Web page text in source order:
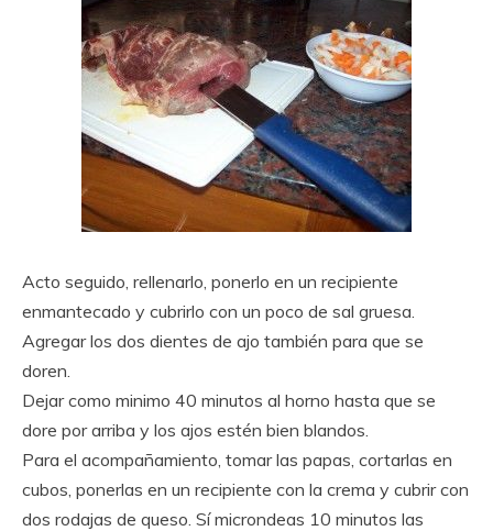
Acto seguido, rellenarlo, ponerlo en un recipiente
enmantecado y cubrirlo con un poco de sal gruesa.
Agregar los dos dientes de ajo también para que se
doren.
Dejar como minimo 40 minutos al horno hasta que se
dore por arriba y los ajos estén bien blandos.
Para el acompañamiento, tomar las papas, cortarlas en
cubos, ponerlas en un recipiente con la crema y cubrir con
dos rodajas de queso. Sí microndeas 10 minutos las